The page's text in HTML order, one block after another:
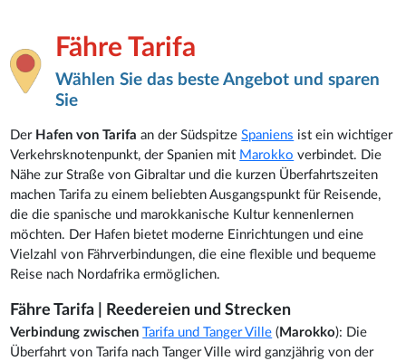
Fähre Tarifa
Wählen Sie das beste Angebot und sparen
Sie
DerHafen von Tarifa an der SüdspitzeSpaniens ist ein wichtiger
Verkehrsknotenpunkt, der Spanien mit Marokko verbindet. Die
Nähe zur Straße von Gibraltar und die kurzen Überfahrtszeiten
machen Tarifa zu einem beliebten Ausgangspunkt für Reisende,
die die spanische und marokkanische Kultur kennenlernen
möchten. Der Hafen bietet moderne Einrichtungen und eine
Vielzahl von Fährverbindungen, die eine flexible und bequeme
Reise nach Nordafrika ermöglichen.
Fähre Tarifa | Reedereien und Strecken
Verbindung zwischenTarifa und Tanger Ville ( Marokko): Die
Überfahrt von Tarifa nach Tanger Ville wird ganzjährig von der